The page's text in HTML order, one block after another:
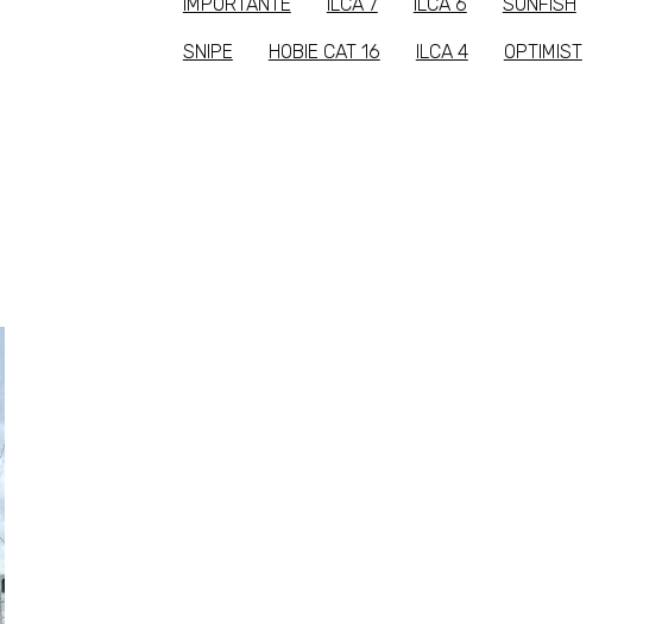
SNIPE HOBIE CAT 16 ILCA 4 OPTIMIST